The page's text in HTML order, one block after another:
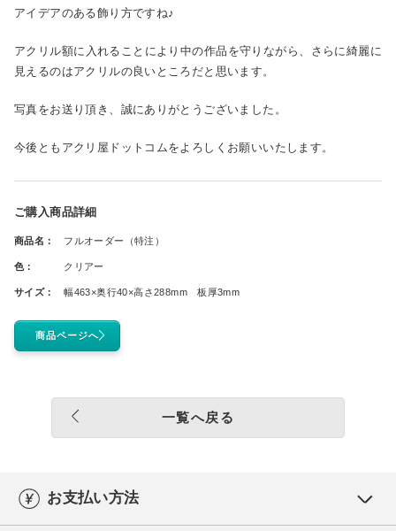
アイデアのある飾り方ですね♪
アクリル額に入れることにより中の作品を守りながら、さらに綺麗に
見えるのはアクリルの良いところだと思います。
写真をお送り頂き、誠にありがとうございました。
今後ともアクリ屋ドットコムをよろしくお願いいたします。
ご購入商品詳細
商品名： フルオーダー（特注）
色： クリアー
サイズ： 幅463×奥行40×高さ288mm 板厚3mm
商品ページへ
一覧へ戻る
お支払い方法